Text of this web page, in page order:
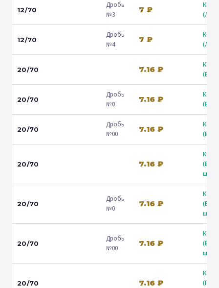
12/70
Дробь
№3
7 ₽
12/70
Дробь
№4
7 ₽
20/70 7.16 ₽
20/70
Дробь
№0
7.16 ₽
20/70
Дробь
№00
7.16 ₽
20/70 7.16 ₽
ш.) ↗
20/70
Дробь
№0
7.16 ₽
ш.) ↗
20/70
Дробь
№00
7.16 ₽
ш.) ↗
20/70 7.16 ₽